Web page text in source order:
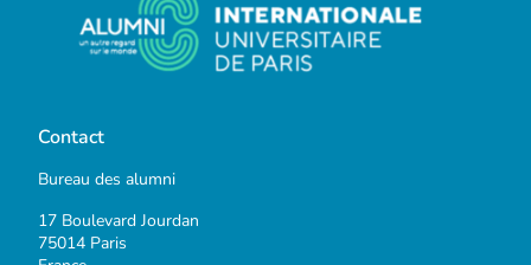
Contact
Bureau des alumni
17 Boulevard Jourdan
75014 Paris